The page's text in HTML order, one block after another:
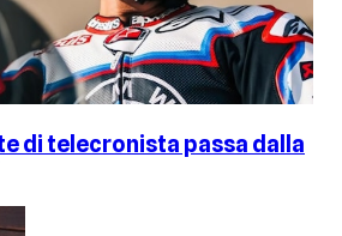
di telecronista passa dalla